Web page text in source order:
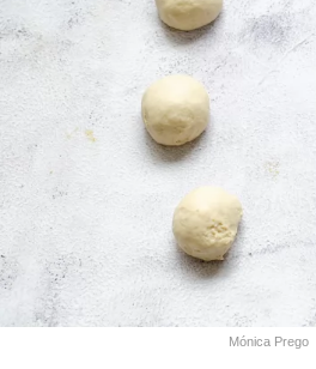
Mónica Prego